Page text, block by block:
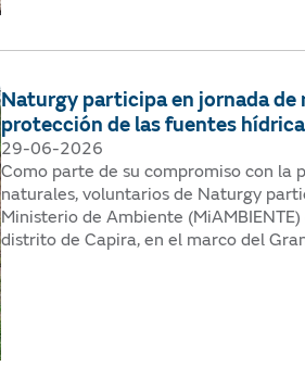
Naturgy participa en jornada
protección de las fuentes
29-06-2026
Como parte de su compromiso con la
naturales, voluntarios de Naturgy
Ministerio de Ambiente
distrito de Capira, en el marco del